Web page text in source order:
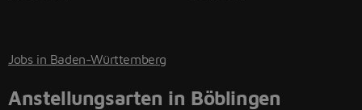
Jobs in Baden-Württemberg
Anstellungsarten in Böblingen